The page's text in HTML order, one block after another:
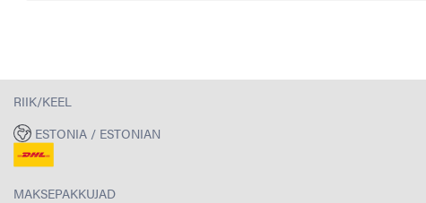
RIIK/KEEL
ESTONIA / ESTONIAN
MAKSEPAKKUJAD